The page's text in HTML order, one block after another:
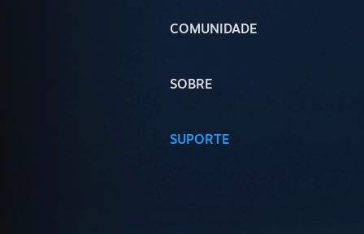
COMUNIDADE
SOBRE
SUPORTE